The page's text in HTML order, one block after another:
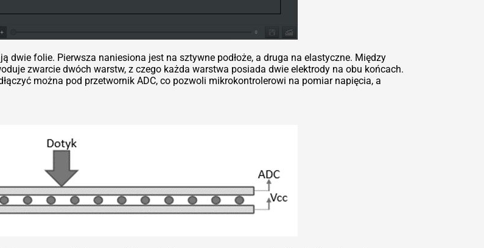
dwie folie. Pierwsza naniesiona jest na sztywne podłoże, a druga na elastyczne. Między
zwarcie dwóch warstw, z czego każda warstwa posiada dwie elektrody na obu końcach.
można pod przetwornik ADC, co pozwoli mikrokontrolerowi na pomiar napięcia, a